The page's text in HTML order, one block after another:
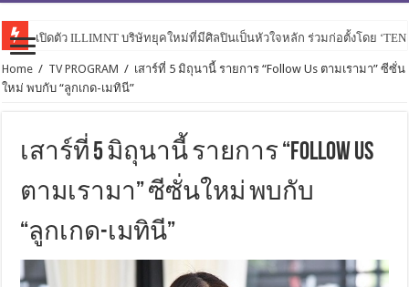
เปิดตัว ILLIMNT บริษัทยุคใหม่ที่มีศิลปินเป็นหัวใจหลัก ร่วมก่อตั้งโดย
Home / TV PROGRAM / เสาร์ที่ 5 มิถุนานี้ รายการ “Follow Us ตามเรามา” ซีซั่น
ใหม่ พบกับ “ลูกเกด-เมทินี”
เสาร์ที่ 5 มิถุนานี้ รายการ “Follow Us
ตามเรามา” ซีซั่นใหม่ พบกับ
“ลูกเกด-เมทินี”